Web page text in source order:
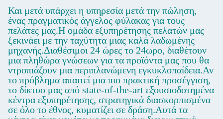
Και μετά υπάρχει η υπηρεσία μετά την πώληση,
ένας πραγματικός άγγελος φύλακας για τους
πελάτες μας.Η ομάδα εξυπηρέτησης πελατών μας
ξεκινάει με την ταχύτητα μιας καλά λαδωμένης
μηχανής.Διαθέσιμοι 24 ώρες το 24ωρο, διαθέτουν
μια πληθώρα γνώσεων για τα προϊόντα μας που θα
ντροπιάζουν μια περιπλανώμενη εγκυκλοπαίδεια.Αν
το πρόβλημα απαιτεί μια πιο πρακτική προσέγγιση,
το δίκτυο μας από state-of-the-art εξουσιοδοτημένα
κέντρα εξυπηρέτησης, στρατηγικά διασκορπισμένα
σε όλο το έθνος, κυματίζει σε δράση.Αυτά τα